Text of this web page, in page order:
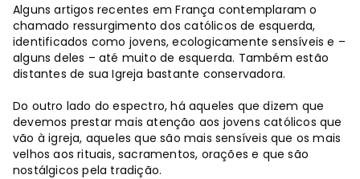
Alguns artigos recentes em França contemplaram o
chamado ressurgimento dos católicos de esquerda,
identificados como jovens, ecologicamente sensíveis e –
alguns deles – até muito de esquerda. Também estão
distantes de sua Igreja bastante conservadora.
Do outro lado do espectro, há aqueles que dizem que
devemos prestar mais atenção aos jovens católicos que
vão à igreja, aqueles que são mais sensíveis que os mais
velhos aos rituais, sacramentos, orações e que são
nostálgicos pela tradição.